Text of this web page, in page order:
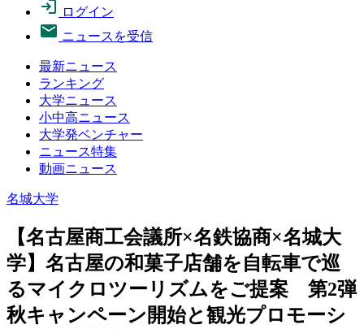
ログイン
ニュースを受信
最新ニュース
ランキング
大学ニュース
小中高ニュース
大学発ベンチャー
ニュース特集
動画ニュース
名城大学
【名古屋商工会議所×名鉄協商×名城大
学】名古屋の和菓子店舗を自転車で巡
るマイクロツーリズムをご提案 第2弾
秋キャンペーン開始と観光プロモーシ